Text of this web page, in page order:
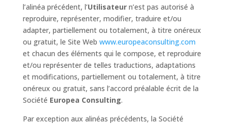
l’alinéa précédent, l’Utilisateurn’est pas autorisé à
reproduire, représenter, modifier, traduire et/ou
adapter, partiellement ou totalement, à titre onéreux
ou gratuit, le Site Web www.europeaconsulting.com
et chacun des éléments qui le compose, et reproduire
et/ou représenter de telles traductions, adaptations
et modifications, partiellement ou totalement, à titre
onéreux ou gratuit, sans l’accord préalable écrit de la
Société Europea Consulting.
Par exception aux alinéas précédents, la Société